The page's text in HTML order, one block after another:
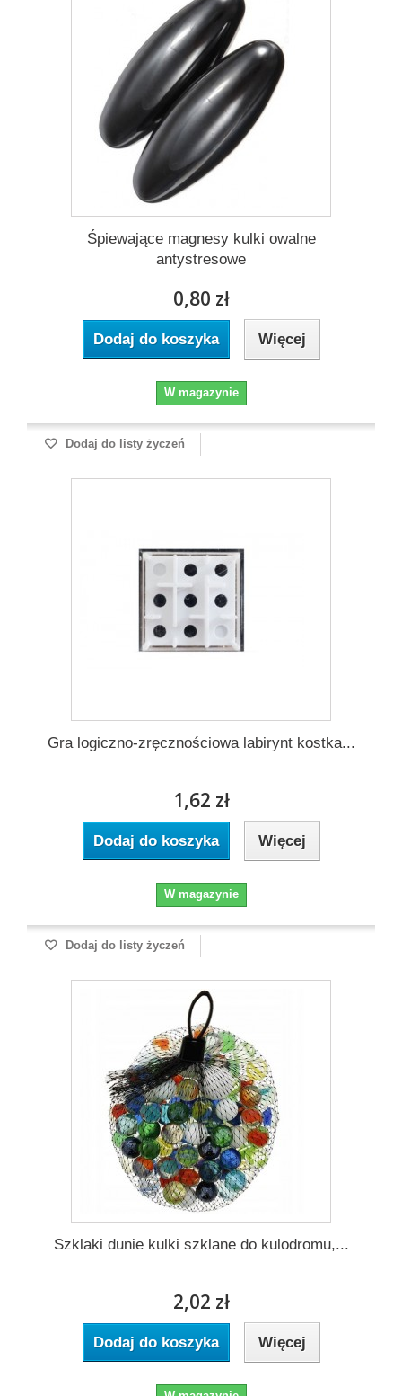
Śpiewające magnesy kulki owalne
antystresowe
0,80 zł
Dodaj do koszyka Więcej
W magazynie
Dodaj do listy życzeń
Gra logiczno-zręcznościowa labirynt kostka...
1,62 zł
Dodaj do koszyka Więcej
W magazynie
Dodaj do listy życzeń
Szklaki dunie kulki szklane do kulodromu,...
2,02 zł
Dodaj do koszyka Więcej